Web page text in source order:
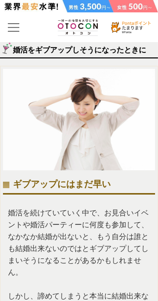
婚活をギブアップしそうになったときに
ギブアップにはまだ早い
婚活を続けていていく中で、お見合いイベ
ントや婚活パーティーに何度も参加して、
なかなか結婚が出ないと、もう自分は誰と
も結婚出来ないのではとギブアップしてし
まいそうになることがあるかもしれませ
ん。
しかし、諦めてしまうと本当に結婚出来な